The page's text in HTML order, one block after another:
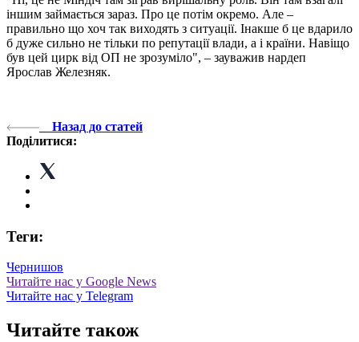
іншим займається зараз. Про це потім окремо. Але –
правильно що хоч так виходять з ситуації. Інакше б це вдарило
б дуже сильно не тільки по репутації влади, а і країни. Навіщо
був цей цирк від ОП не зрозуміло", – зауважив нардеп
Ярослав Железняк.
Назад до статей
Поділитися:
Теги:
Чернишов
Читайте нас у Google News
Читайте нас у Telegram
Читайте також